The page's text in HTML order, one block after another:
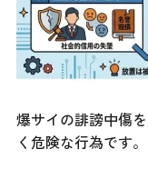
爆サイの誹謗中傷
く危険な行為です。